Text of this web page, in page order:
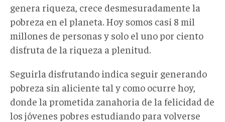
genera riqueza, crece desmesuradamente la
pobreza en el planeta. Hoy somos casi 8 mil
millones de personas y solo el uno por ciento
disfruta de la riqueza a plenitud.
Seguirla disfrutando indica seguir generando
pobreza sin aliciente tal y como ocurre hoy,
donde la prometida zanahoria de la felicidad de
los jóvenes pobres estudiando para volverse